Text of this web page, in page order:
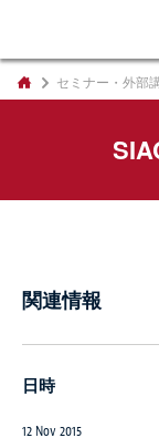
セミナー・外部
関連情報
日時
12 Nov 2015